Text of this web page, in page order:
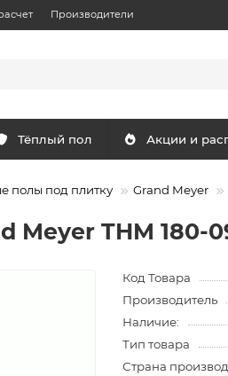
Производители
Тёплый пол Акции и
полы под плитку Grand Meyer
Meyer THM 180-
Код Товара
Производитель
Наличие:
Тип товара
Страна